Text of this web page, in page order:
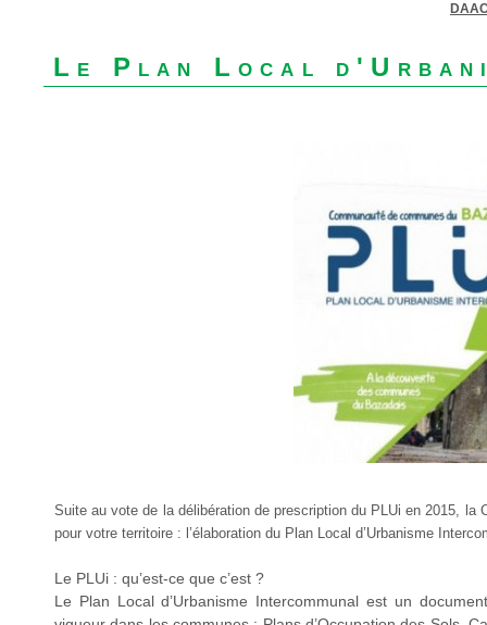
Le Plan Local
Suite au vote de la délibération de prescription du PLUi en 2015, la
pour votre territoire : l’élaboration du Plan Local d’Urbanisme
Le PLUi : qu’est-ce que c’est ?
Le Plan Local d’Urbanisme Intercommunal est un